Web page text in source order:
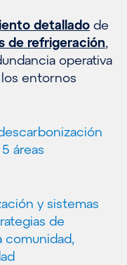
detallado de
de refrigeración,
operativa
entornos
áreas
y sistemas
de
comunidad,